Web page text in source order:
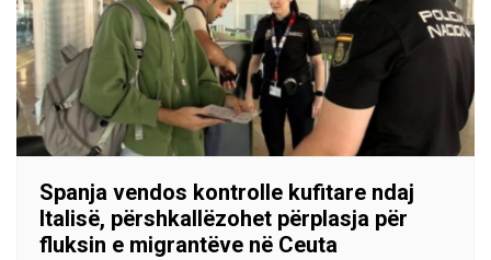
Spanja vendos kontrolle kufitare ndaj
Italisë, përshkallëzohet përplasja për
fluksin e migrantëve në Ceuta